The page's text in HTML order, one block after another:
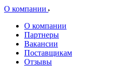
О компании
О компании
Партнеры
Вакансии
Поставщикам
Отзывы